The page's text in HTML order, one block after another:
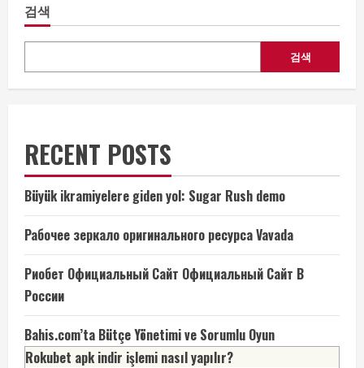
at
time”
게
이
션
검색
검색
RECENT POSTS
Büyük ikramiyelere giden yol: Sugar Rush demo
Рабочее зеркало оригинального ресурса Vavada
Риобет Официальный Сайт Официальный Сайт В
России
Bahis.com’ta Bütçe Yönetimi ve Sorumlu Oyun
Rokubet apk indir işlemi nasıl yapılır?